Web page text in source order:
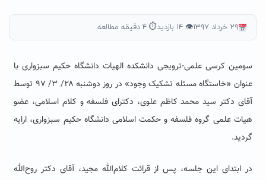
۲۹ خرداد ۱۳۹۷ 👁 ۱۴ بازدید ⏱ ۴ دقیقه مطالعه
سومین کرسی علمی‌-ترویجی دانشکده الهیات دانشگاه حکیم سبزواری با
عنوان «خاستگاه مسئله تشکیک وجود» در روز دوشنبه ۲۸/ ۳/ ۹۷ توسط
آقای دکتر سید محمد کاظم علوی، دکترای فلسفه و کلام اسلامی، عضو
هیات علمی گروه فلسفه و حکمت اسلامی دانشگاه حکیم سبزواری، ارایه
گردید.
در ابتدای این جلسه، پس از قرائت کلام‌الله مجید، آقای دکتر روح‌الله